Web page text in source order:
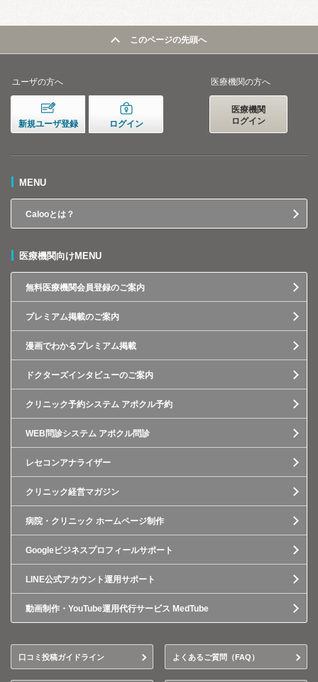
このページの先頭へ
ユーザの方へ
新規ユーザ登録 ログイン
医療機関の方へ
医療機関
ログイン
MENU
Calooとは？
医療機関向けMENU
無料医療機関会員登録のご案内
プレミアム掲載のご案内
漫画でわかるプレミアム掲載
ドクターズインタビューのご案内
クリニック予約システム アポクル予約
WEB問診システム アポクル問診
レセコンアナライザー
クリニック経営マガジン
病院・クリニック ホームページ制作
Googleビジネスプロフィールサポート
LINE公式アカウント運用サポート
動画制作・YouTube運用代行サービス MedTube
口コミ投稿ガイドライン よくあるご質問（FAQ）